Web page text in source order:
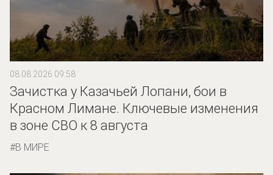
08.08.2026 09:58
Зачистка у Казачьей Лопани, бои в
Красном Лимане. Ключевые изменения
в зоне СВО к 8 августа
В МИРЕ